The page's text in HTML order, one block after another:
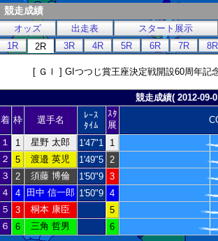
競走成績
オッズ 出走表
スタート展示
1R
2R 3R 4R 5R 6R 7R 8R
[ ＧⅠ ] GIつつじ賞王座決定戦開設60
競走成績( 2012-09-
着 枠 選手名
ﾚｰｽ
ﾀｲﾑ
ｽﾀ
展
１ 1 星野 太郎 1'47"1
1
２
5 渡邉 英児 1'49"5 2
３
2 須藤 博倫 1'50"9 3
４
4 田中 信一郎 1'50"9 4
５
3 桐本 康臣
5
６
6 三角 哲男 6